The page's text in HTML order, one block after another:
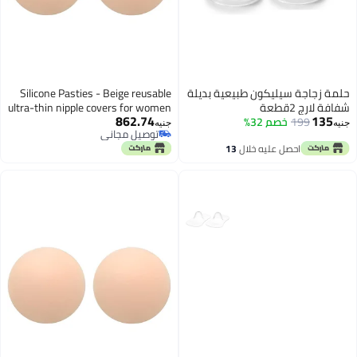
سيليكون طبيعية بديلة
199خصم 32%
احصل عليه خلال13
اغسطس
Silicone Pasties - Beige reusable
ultra-thin nipple covers for women
with safe non-adhesive
technology, convenient two pack
ensuring smooth appearance
862.74
توصيل مجاني
توصيل مجاني